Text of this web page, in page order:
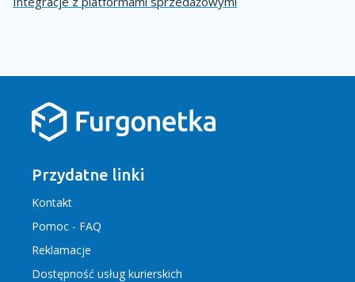
Przydatne linki
Kontakt
Pomoc - FAQ
Reklamacje
Dostępność usług kurierskich